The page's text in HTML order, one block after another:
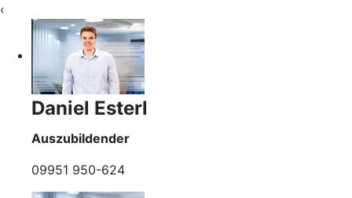
‹
Daniel Esterl
Auszubildender
09951 950-624